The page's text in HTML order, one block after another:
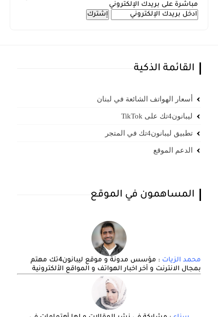
مباشرة على بريدك الإلكتروني
القائمة الذكية
أسعار الهواتف الشائعة في لبنان
ليبانون4تك على TikTok
تطبيق ليبانون4تك في المتجر
الدعم الموقع
المساهمون في الموقع
محمد الزيات
: مؤسس مدونة و موقع ليبانون4تك مهتم
بمجال الانترنت و أخر اخبار الهواتف و المواقع الألكترونية